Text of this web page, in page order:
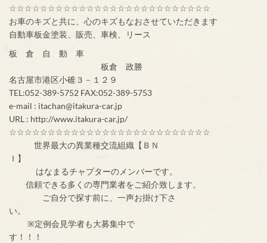
☆☆☆☆☆☆☆☆☆☆☆☆☆☆☆☆☆☆☆☆☆☆☆☆☆☆
お車のキズと共に、心のキズもなおさせていただきます
自動車板金塗装、販売、車検、リース
板 倉 自 動 車
板倉 政勝
名古屋市港区小碓３－１２９
TEL:052-389-5752 FAX:052-389-5753
e-mail : itachan@itakura-car.jp
URL : http://www.itakura-car.jp/
☆☆☆☆☆☆☆☆☆☆☆☆☆☆☆☆☆☆☆☆☆☆☆☆☆☆
世界最大の異業種交流組織【ＢＮ
Ｉ】
はなまるチャプターのメンバーです。
信頼できる多くの専門業者をご紹介致します。
ご自分で探す前に、一声お掛け下さ
い。
※定例会見学者も大募集中で
す！！！